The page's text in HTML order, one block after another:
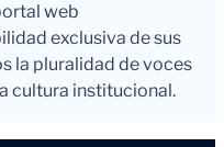
web
exclusiva de sus
la pluralidad de voces
cultura institucional.